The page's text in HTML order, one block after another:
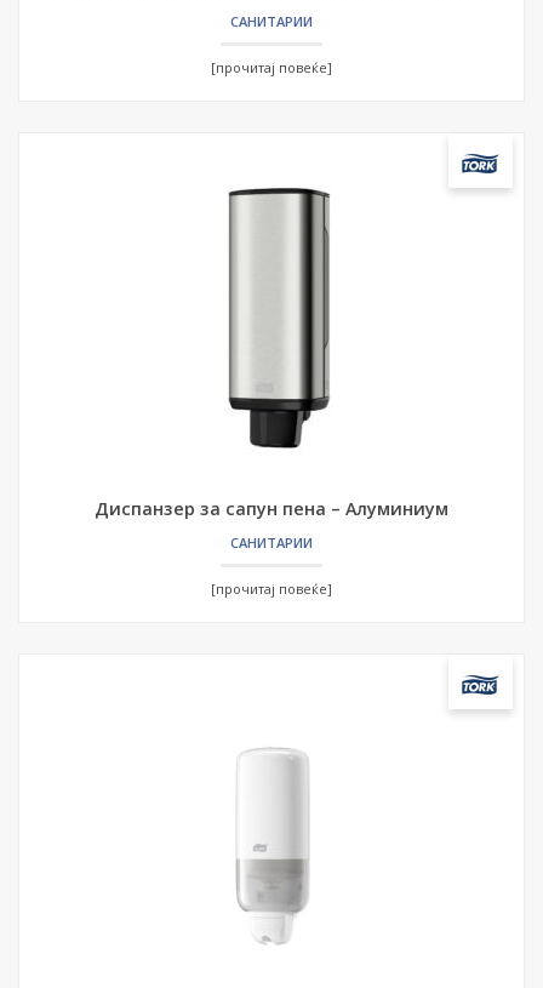
САНИТАРИИ
[прочитај повеќе]
Диспанзер за сапун пена – Алуминиум
САНИТАРИИ
[прочитај повеќе]